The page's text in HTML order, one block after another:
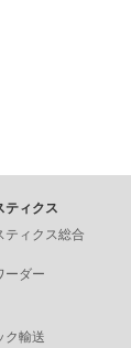
ティクス
ティクス総合
ーダー
ク輸送